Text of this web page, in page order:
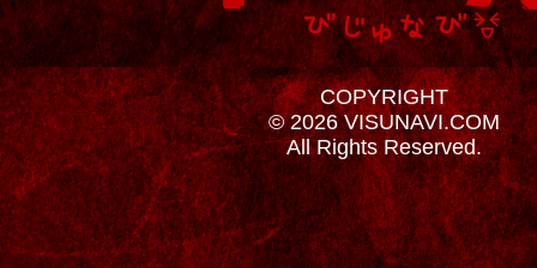
COPYRIGHT
© 2026 VISUNAVI.COM
All Rights Reserved.